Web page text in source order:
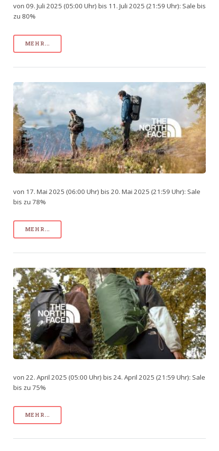
von 09. Juli 2025 (05:00 Uhr) bis 11. Juli 2025 (21:59 Uhr): Sale bis
zu 80%
MEHR...
von 17. Mai 2025 (06:00 Uhr) bis 20. Mai 2025 (21:59 Uhr): Sale
bis zu 78%
MEHR...
von 22. April 2025 (05:00 Uhr) bis 24. April 2025 (21:59 Uhr): Sale
bis zu 75%
MEHR...